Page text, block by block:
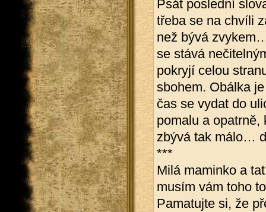
Psát poslední
třeba se na chvíli
než bývá
se stává
pokryjí celou
sbohem. Obálka
čas se vydat do
pomalu a
zbývá tak málo…
***
Milá maminko a
musím vám toho
Pamatujte si, že